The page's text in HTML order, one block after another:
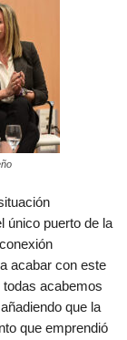
único puerto de la
acabar con este
acabemos
que la
que emprendió